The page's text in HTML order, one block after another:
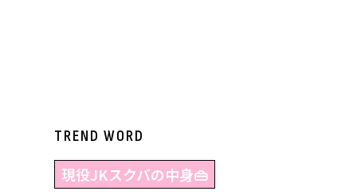
TREND WORD
現役JKスクバの中身👜